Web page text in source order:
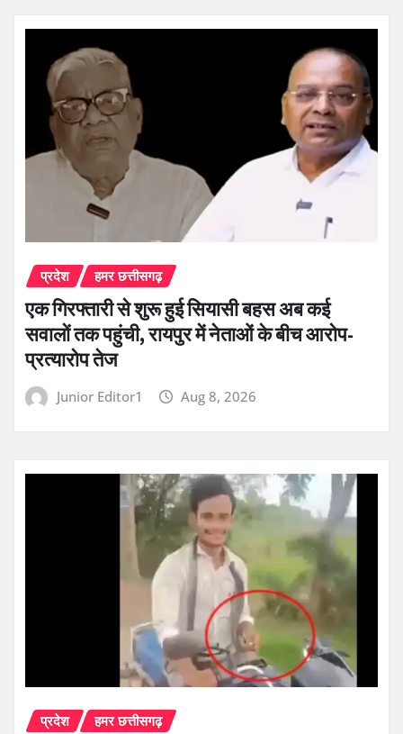
प्रदेश हमर छत्तीसगढ़
एक गिरफ्तारी से शुरू हुई सियासी बहस अब कई
सवालों तक पहुंची, रायपुर में नेताओं के बीच आरोप-
प्रत्यारोप तेज
Junior Editor1 Aug 8, 2026
प्रदेश हमर छत्तीसगढ़